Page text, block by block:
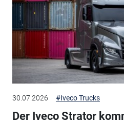
30.07.2026 #Iveco Trucks
Der Iveco Strator